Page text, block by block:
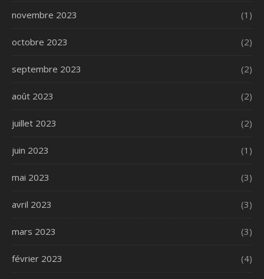
novembre 2023 (1)
octobre 2023 (2)
septembre 2023 (2)
août 2023 (2)
juillet 2023 (2)
juin 2023 (1)
mai 2023 (3)
avril 2023 (3)
mars 2023 (3)
février 2023 (4)